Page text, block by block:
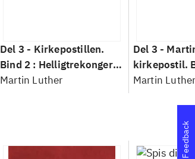
Del 3 - Kirkepostillen.
Bind 2 : Helligtrekonger
til pinse
Martin Luther
Del 3 -
kirkepostil.
Første
Martin
Feedback